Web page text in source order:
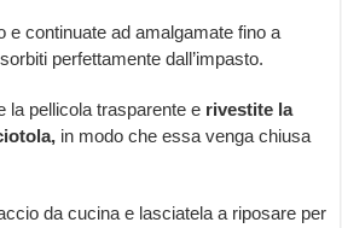
e continuate ad amalgamate fino a
perfettamente dall’impasto.
la pellicola trasparente e rivestite la
in modo che essa venga chiusa
da cucina e lasciatela a riposare per